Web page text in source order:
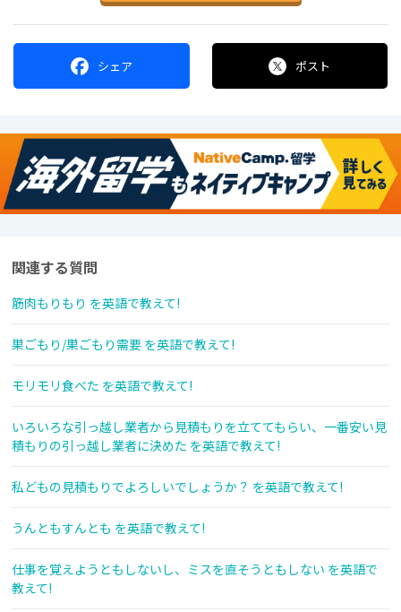
シェア ポスト
関連する質問
筋肉もりもり を英語で教えて!
巣ごもり/巣ごもり需要 を英語で教えて!
モリモリ食べた を英語で教えて!
いろいろな引っ越し業者から見積もりを立ててもらい、一番安い見
積もりの引っ越し業者に決めた を英語で教えて!
私どもの見積もりでよろしいでしょうか？ を英語で教えて!
うんともすんとも を英語で教えて!
仕事を覚えようともしないし、ミスを直そうともしない を英語で
教えて!